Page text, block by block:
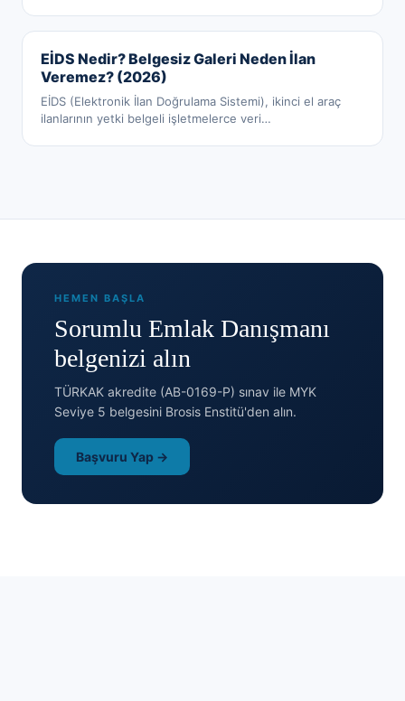
EİDS Nedir? Belgesiz Galeri Neden İlan
Veremez? (2026)
EİDS (Elektronik İlan Doğrulama Sistemi), ikinci el araç
ilanlarının yetki belgeli işletmelerce veri…
HEMEN BAŞLA
Sorumlu Emlak Danışmanı
belgenizi alın
TÜRKAK akredite (AB-0169-P) sınav ile MYK
Seviye 5 belgesini Brosis Enstitü'den alın.
Başvuru Yap →